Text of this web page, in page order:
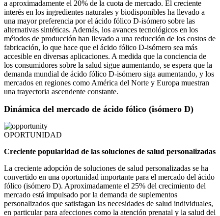
a aproximadamente el 20% de la cuota de mercado. El creciente
interés en los ingredientes naturales y biodisponibles ha llevado a
una mayor preferencia por el ácido fólico D-isómero sobre las
alternativas sintéticas. Además, los avances tecnológicos en los
métodos de producción han llevado a una reducción de los costos de
fabricación, lo que hace que el ácido fólico D-isómero sea más
accesible en diversas aplicaciones. A medida que la conciencia de
los consumidores sobre la salud sigue aumentando, se espera que la
demanda mundial de ácido fólico D-isómero siga aumentando, y los
mercados en regiones como América del Norte y Europa muestran
una trayectoria ascendente constante.
Dinámica del mercado de ácido fólico (isómero D)
OPORTUNIDAD
Creciente popularidad de las soluciones de salud personalizadas
La creciente adopción de soluciones de salud personalizadas se ha
convertido en una oportunidad importante para el mercado del ácido
fólico (isómero D). Aproximadamente el 25% del crecimiento del
mercado está impulsado por la demanda de suplementos
personalizados que satisfagan las necesidades de salud individuales,
en particular para afecciones como la atención prenatal y la salud del